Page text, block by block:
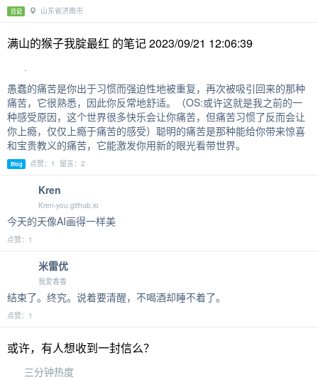
日记 山东省济南市
满山的猴子我腚最红 的笔记 2023/09/21 12:06:39
.
愚蠢的痛苦是你出于习惯而强迫性地被重复，再次被吸引回来的那种
痛苦，它很熟悉，因此你反常地舒适。（OS:或许这就是我之前的一
种感受原因，这个世界很多快乐会让你痛苦，但痛苦习惯了反而会让
你上瘾，仅仅上瘾于痛苦的感受）聪明的痛苦是那种能给你带来惊喜
和宝贵教义的痛苦，它能激发你用新的眼光看带世界。
Blog 点赞：1 留言：2
Kren
Kren-you.github.io
今天的天像AI画得一样美
点赞：1
米雷优
我爱香香
结束了。终究。说着要清醒，不喝酒却睡不着了。
点赞：1
或许，有人想收到一封信么？
三分钟热度